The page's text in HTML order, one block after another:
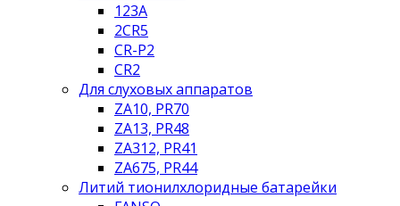
123A
2CR5
CR-P2
CR2
Для слуховых аппаратов
ZA10, PR70
ZA13, PR48
ZA312, PR41
ZA675, PR44
Литий тионилхлоридные батарейки